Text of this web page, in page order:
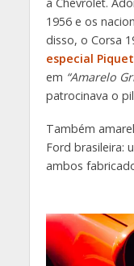
1956 e os
disso, o Corsa
especial Piquet
em “Amarelo
patrocinava o
Também
Ford brasileira:
ambos